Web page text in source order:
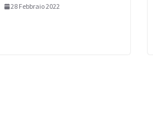
28 Febbraio 2022